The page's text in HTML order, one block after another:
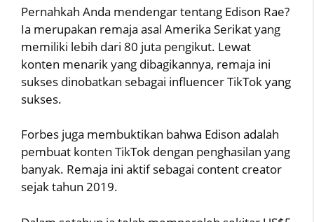
Pernahkah Anda mendengar tentang Edison Rae?
Ia merupakan remaja asal Amerika Serikat yang
memiliki lebih dari 80 juta pengikut. Lewat
konten menarik yang dibagikannya, remaja ini
sukses dinobatkan sebagai influencer TikTok yang
sukses.
Forbes juga membuktikan bahwa Edison adalah
pembuat konten TikTok dengan penghasilan yang
banyak. Remaja ini aktif sebagai content creator
sejak tahun 2019.